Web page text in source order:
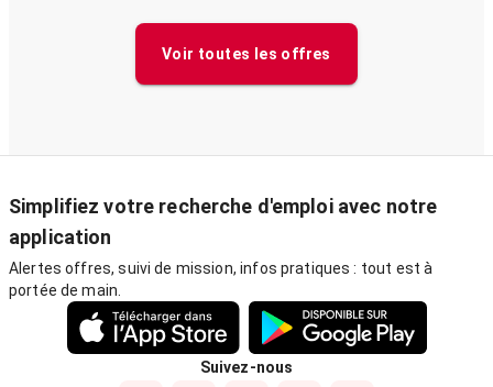
Voir toutes les offres
Simplifiez votre recherche d'emploi avec notre
application
Alertes offres, suivi de mission, infos pratiques : tout est à
portée de main.
Suivez-nous